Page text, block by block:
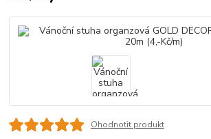
Ohodnotit produkt